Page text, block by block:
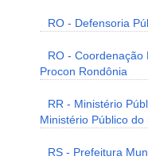
RO - Defensoria
RO - Coordenação
Procon Rondônia
RR - Ministério
Ministério Público
RS - Prefeitura